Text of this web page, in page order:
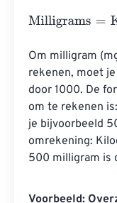
Milligrams=
Om milligram
rekenen, moet
door 1000. De
om te rekenen
je bijvoorbeeld
omrekening:
500 milligram is
Voorbeeld: